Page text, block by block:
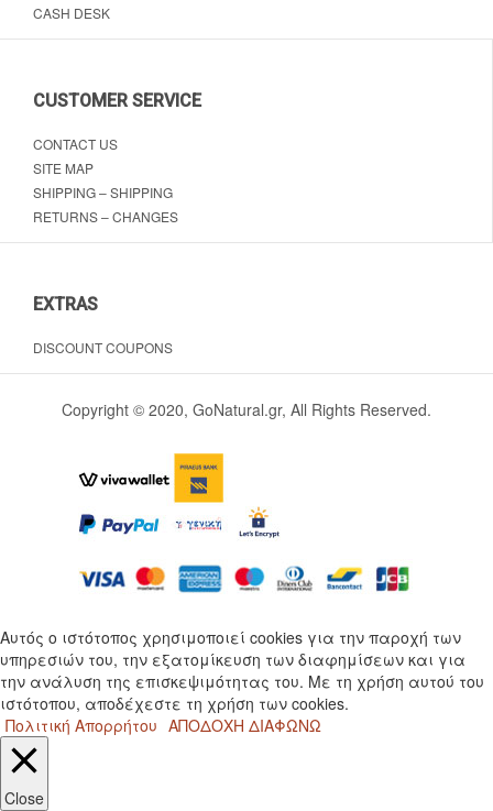
CASH DESK
CUSTOMER SERVICE
CONTACT US
SITE MAP
SHIPPING – SHIPPING
RETURNS – CHANGES
EXTRAS
DISCOUNT COUPONS
Copyright © 2020, GoNatural.gr, All Rights Reserved.
Αυτός ο ιστότοπος χρησιμοποιεί cookies για την παροχή των
υπηρεσιών του, την εξατομίκευση των διαφημίσεων και για
την ανάλυση της επισκεψιμότητας του. Με τη χρήση αυτού του
ιστότοπου, αποδέχεστε τη χρήση των cookies.
Πολιτική Απορρήτου ΑΠΟΔΟΧΗ ΔΙΑΦΩΝΩ
Close